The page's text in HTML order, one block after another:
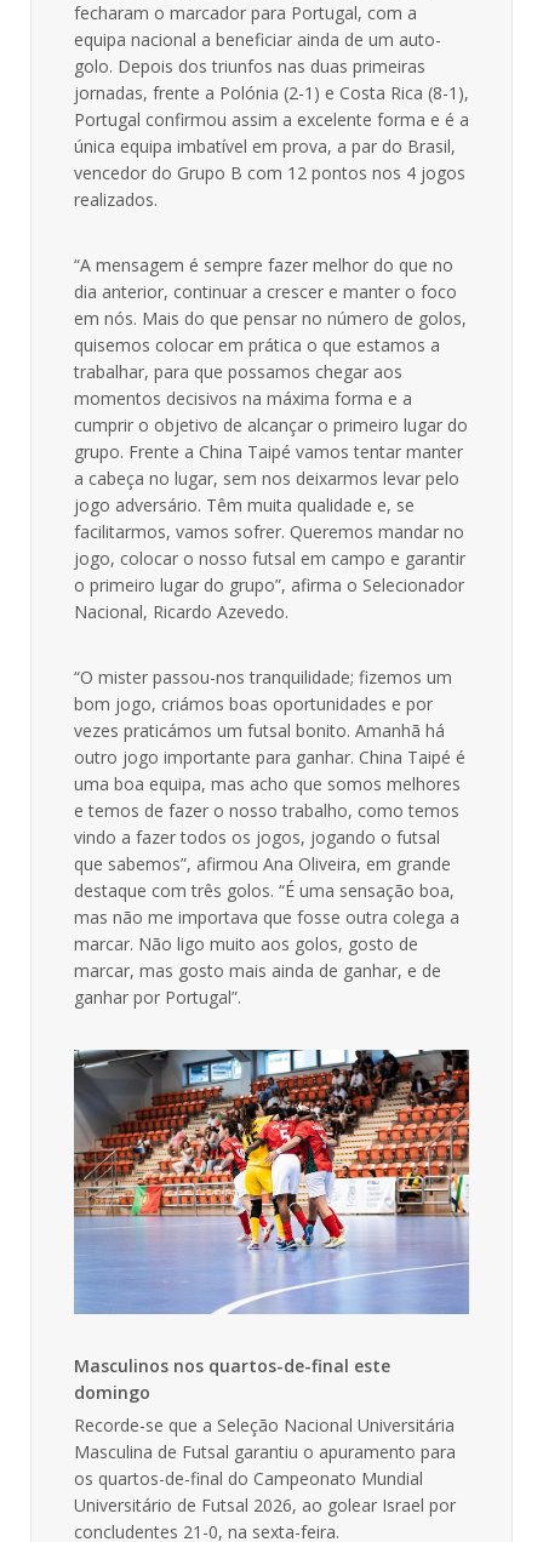
fecharam o marcador para Portugal, com a
equipa nacional a beneficiar ainda de um auto-
golo. Depois dos triunfos nas duas primeiras
jornadas, frente a Polónia (2-1) e Costa Rica (8-1),
Portugal confirmou assim a excelente forma e é a
única equipa imbatível em prova, a par do Brasil,
vencedor do Grupo B com 12 pontos nos 4 jogos
realizados.
“A mensagem é sempre fazer melhor do que no
dia anterior, continuar a crescer e manter o foco
em nós. Mais do que pensar no número de golos,
quisemos colocar em prática o que estamos a
trabalhar, para que possamos chegar aos
momentos decisivos na máxima forma e a
cumprir o objetivo de alcançar o primeiro lugar do
grupo. Frente a China Taipé vamos tentar manter
a cabeça no lugar, sem nos deixarmos levar pelo
jogo adversário. Têm muita qualidade e, se
facilitarmos, vamos sofrer. Queremos mandar no
jogo, colocar o nosso futsal em campo e garantir
o primeiro lugar do grupo”, afirma o Selecionador
Nacional, Ricardo Azevedo.
“O mister passou-nos tranquilidade; fizemos um
bom jogo, criámos boas oportunidades e por
vezes praticámos um futsal bonito. Amanhã há
outro jogo importante para ganhar. China Taipé é
uma boa equipa, mas acho que somos melhores
e temos de fazer o nosso trabalho, como temos
vindo a fazer todos os jogos, jogando o futsal
que sabemos”, afirmou Ana Oliveira, em grande
destaque com três golos. “É uma sensação boa,
mas não me importava que fosse outra colega a
marcar. Não ligo muito aos golos, gosto de
marcar, mas gosto mais ainda de ganhar, e de
ganhar por Portugal”.
Masculinos nos quartos-de-final este
domingo
Recorde-se que a Seleção Nacional Universitária
Masculina de Futsal garantiu o apuramento para
os quartos-de-final do Campeonato Mundial
Universitário de Futsal 2026, ao golear Israel por
concludentes 21-0, na sexta-feira.